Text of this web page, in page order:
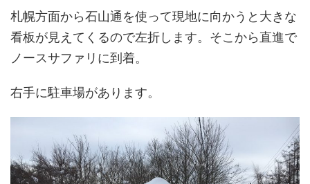
札幌方面から石山通を使って現地に向かうと大きな
看板が見えてくるので左折します。そこから直進で
ノースサファリに到着。
右手に駐車場があります。